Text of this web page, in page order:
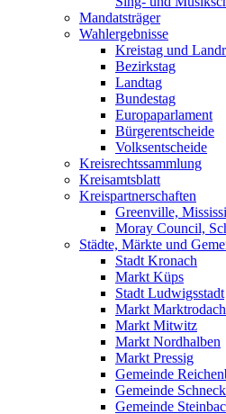
Mandatsträger
Wahlergebnisse
Kreistag und
Bezirkstag
Landtag
Bundestag
Europaparlament
Bürgerentscheide
Volksentscheide
Kreisrechtssammlung
Kreisamtsblatt
Kreispartnerschaften
Greenville,
Moray Council,
Städte, Märkte und
Stadt Kronach
Markt Küps
Stadt Ludwigsstadt
Markt Marktrodach
Markt Mitwitz
Markt Nordhalben
Markt Pressig
Gemeinde
Gemeinde
Gemeinde